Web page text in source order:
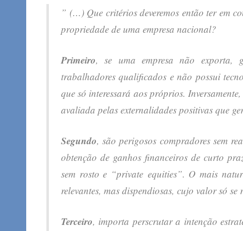
” (…) Que critérios deveremos então ter em
propriedade de uma empresa nacional?
Primeiro, se uma empresa não exporta,
trabalhadores qualificados e não possui
que só interessará aos próprios.
avaliada pelas externalidades positivas que
Segundo, são perigosos compradores sem
obtenção de ganhos financeiros de curto
sem rosto e “private equities”. O mais
relevantes, mas dispendiosas, cujo valor só
Terceiro, importa perscrutar a intenção